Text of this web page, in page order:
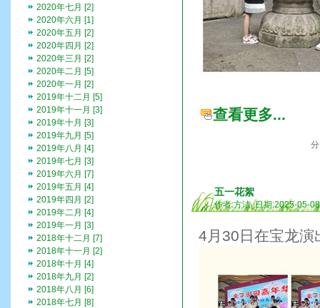
查看更多...
五一花絮
作者:方洁 日期:2025-05-08
4月30日在宝龙演
2020年七月 [2]
2020年六月 [1]
2020年五月 [2]
2020年四月 [2]
2020年三月 [2]
2020年二月 [5]
2020年一月 [2]
2019年十二月 [5]
2019年十一月 [3]
2019年十月 [3]
2019年九月 [5]
2019年八月 [4]
2019年七月 [3]
2019年六月 [7]
2019年五月 [4]
2019年四月 [2]
2019年二月 [4]
2019年一月 [3]
2018年十二月 [7]
2018年十一月 [2]
2018年十月 [4]
2018年九月 [2]
2018年八月 [6]
2018年七月 [8]